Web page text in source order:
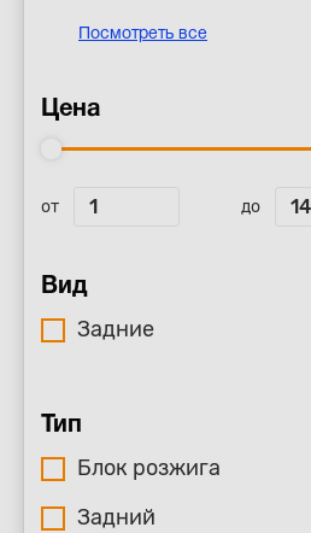
Цена
от до
Вид
Задние
Посмотреть все
Тип
Блок розжига
Задний